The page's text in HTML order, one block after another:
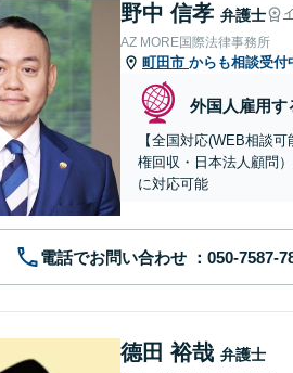
野中 信孝 弁護士
AZ MORE国際法律事務所
町田市 からも相談受付
外国人雇用す
【全国対応(WEB相談
権回収・日本法人顧問
に対応可能
電話でお問い合わせ
德田 裕哉 弁護士